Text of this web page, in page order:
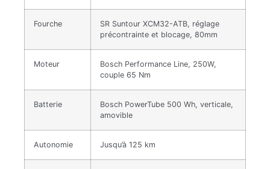
Fourche
SR Suntour XCM32-ATB, réglage
précontrainte et blocage, 80mm
Moteur
Bosch Performance Line, 250W,
couple 65 Nm
Batterie
Bosch PowerTube 500 Wh, verticale,
amovible
Autonomie Jusqu’à 125 km